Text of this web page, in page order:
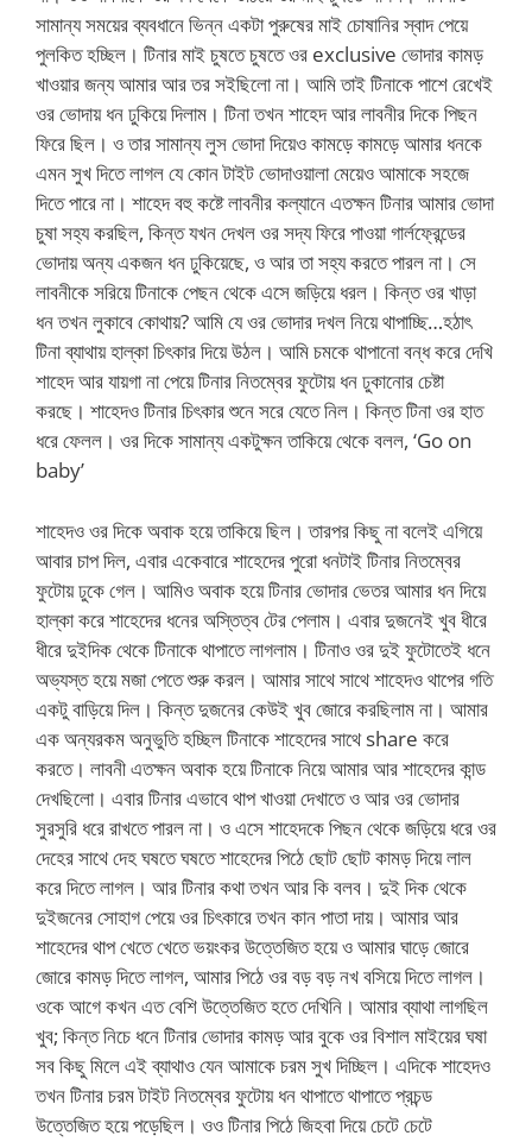
সামান্য সময়ের ব্যবধানে ভিন্ন একটা পুরুষের মাই চোষানির স্বাদ পেয়ে
পুলকিত হচ্ছিল। টিনার মাই চুষতে চুষতে ওর exclusive ভোদার কামড়
খাওয়ার জন্য আমার আর তর সইছিলো না। আমি তাই টিনাকে পাশে রেখেই
ওর ভোদায় ধন ঢুকিয়ে দিলাম। টিনা তখন শাহেদ আর লাবনীর দিকে পিছন
ফিরে ছিল। ও তার সামান্য লুস ভোদা দিয়েও কামড়ে কামড়ে আমার ধনকে
এমন সুখ দিতে লাগল যে কোন টাইট ভোদাওয়ালা মেয়েও আমাকে সহজে
দিতে পারে না। শাহেদ বহু কষ্টে লাবনীর কল্যানে এতক্ষন টিনার আমার ভোদা
চুষা সহ্য করছিল, কিন্ত যখন দেখল ওর সদ্য ফিরে পাওয়া গার্লফ্রেন্ডের
ভোদায় অন্য একজন ধন ঢুকিয়েছে, ও আর তা সহ্য করতে পারল না। সে
লাবনীকে সরিয়ে টিনাকে পেছন থেকে এসে জড়িয়ে ধরল। কিন্ত ওর খাড়া
ধন তখন লুকাবে কোথায়? আমি যে ওর ভোদার দখল নিয়ে থাপাচ্ছি…হঠাৎ
টিনা ব্যাথায় হাল্কা চিৎকার দিয়ে উঠল। আমি চমকে থাপানো বন্ধ করে দেখি
শাহেদ আর যায়গা না পেয়ে টিনার নিতম্বের ফুটোয় ধন ঢুকানোর চেষ্টা
করছে। শাহেদও টিনার চিৎকার শুনে সরে যেতে নিল। কিন্ত টিনা ওর হাত
ধরে ফেলল। ওর দিকে সামান্য একটুক্ষন তাকিয়ে থেকে বলল, ‘Go on
baby’
শাহেদও ওর দিকে অবাক হয়ে তাকিয়ে ছিল। তারপর কিছু না বলেই এগিয়ে
আবার চাপ দিল, এবার একেবারে শাহেদের পুরো ধনটাই টিনার নিতম্বের
ফুটোয় ঢুকে গেল। আমিও অবাক হয়ে টিনার ভোদার ভেতর আমার ধন দিয়ে
হাল্কা করে শাহেদের ধনের অস্তিত্ব টের পেলাম। এবার দুজনেই খুব ধীরে
ধীরে দুইদিক থেকে টিনাকে থাপাতে লাগলাম। টিনাও ওর দুই ফুটোতেই ধনে
অভ্যস্ত হয়ে মজা পেতে শুরু করল। আমার সাথে সাথে শাহেদও থাপের গতি
একটু বাড়িয়ে দিল। কিন্ত দুজনের কেউই খুব জোরে করছিলাম না। আমার
এক অন্যরকম অনুভুতি হচ্ছিল টিনাকে শাহেদের সাথে share করে
করতে। লাবনী এতক্ষন অবাক হয়ে টিনাকে নিয়ে আমার আর শাহেদের কান্ড
দেখছিলো। এবার টিনার এভাবে থাপ খাওয়া দেখাতে ও আর ওর ভোদার
সুরসুরি ধরে রাখতে পারল না। ও এসে শাহেদকে পিছন থেকে জড়িয়ে ধরে ওর
দেহের সাথে দেহ ঘষতে ঘষতে শাহেদের পিঠে ছোট ছোট কামড় দিয়ে লাল
করে দিতে লাগল। আর টিনার কথা তখন আর কি বলব। দুই দিক থেকে
দুইজনের সোহাগ পেয়ে ওর চিৎকারে তখন কান পাতা দায়। আমার আর
শাহেদের থাপ খেতে খেতে ভয়ংকর উত্তেজিত হয়ে ও আমার ঘাড়ে জোরে
জোরে কামড় দিতে লাগল, আমার পিঠে ওর বড় বড় নখ বসিয়ে দিতে লাগল।
ওকে আগে কখন এত বেশি উত্তেজিত হতে দেখিনি। আমার ব্যাথা লাগছিল
খুব; কিন্ত নিচে ধনে টিনার ভোদার কামড় আর বুকে ওর বিশাল মাইয়ের ঘষা
সব কিছু মিলে এই ব্যাথাও যেন আমাকে চরম সুখ দিচ্ছিল। এদিকে শাহেদও
তখন টিনার চরম টাইট নিতম্বের ফুটোয় ধন থাপাতে থাপাতে প্রচন্ড
উত্তেজিত হয়ে পড়েছিল। ওও টিনার পিঠে জিহবা দিয়ে চেটে চেটে